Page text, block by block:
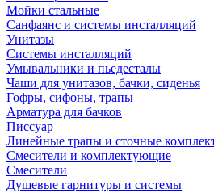
Мойки стальные
Санфаянс и системы инсталляций
Унитазы
Системы инсталляций
Умывальники и пьедесталы
Чаши для унитазов, бачки, сиденья
Гофры, сифоны, трапы
Арматура для бачков
Писсуар
Линейные трапы и сточные
Смесители и комплектующие
Смесители
Душевые гарнитуры и системы